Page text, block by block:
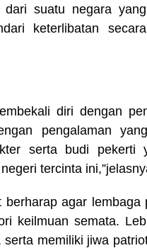
suatu negara
keterlibatan
diri dengan
pengalaman
serta budi pekerti
tercinta
agar lembaga
keilmuan semata.
memiliki jiwa